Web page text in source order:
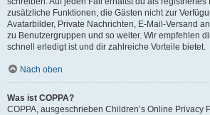
zusätzliche Funktionen, die Gästen nicht zur
Avatarbilder, Private Nachrichten, E-Mail-Versand
zu Benutzergruppen und so weiter. Wir empfehlen
schnell erledigt ist und dir zahlreiche Vorteile bietet.
Nach oben
Was ist COPPA?
COPPA, ausgeschrieben Children’s Online Privacy